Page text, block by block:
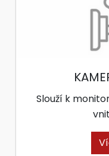
Slouží k